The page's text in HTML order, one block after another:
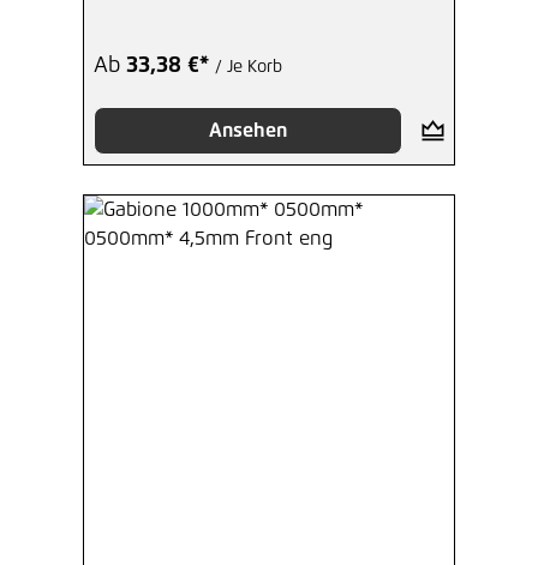
Ab 33,38 €* / Je Korb
Ansehen